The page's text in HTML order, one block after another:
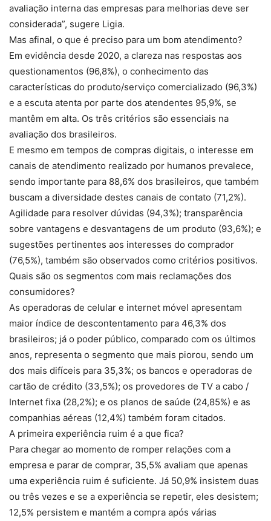
avaliação interna das empresas para melhorias deve ser
considerada”, sugere Ligia.
Mas afinal, o que é preciso para um bom atendimento?
Em evidência desde 2020, a clareza nas respostas aos
questionamentos (96,8%), o conhecimento das
características do produto/serviço comercializado (96,3%)
e a escuta atenta por parte dos atendentes 95,9%, se
mantêm em alta. Os três critérios são essenciais na
avaliação dos brasileiros.
E mesmo em tempos de compras digitais, o interesse em
canais de atendimento realizado por humanos prevalece,
sendo importante para 88,6% dos brasileiros, que também
buscam a diversidade destes canais de contato (71,2%).
Agilidade para resolver dúvidas (94,3%); transparência
sobre vantagens e desvantagens de um produto (93,6%); e
sugestões pertinentes aos interesses do comprador
(76,5%), também são observados como critérios positivos.
Quais são os segmentos com mais reclamações dos
consumidores?
As operadoras de celular e internet móvel apresentam
maior índice de descontentamento para 46,3% dos
brasileiros; já o poder público, comparado com os últimos
anos, representa o segmento que mais piorou, sendo um
dos mais difíceis para 35,3%; os bancos e operadoras de
cartão de crédito (33,5%); os provedores de TV a cabo /
Internet fixa (28,2%); e os planos de saúde (24,85%) e as
companhias aéreas (12,4%) também foram citados.
A primeira experiência ruim é a que fica?
Para chegar ao momento de romper relações com a
empresa e parar de comprar, 35,5% avaliam que apenas
uma experiência ruim é suficiente. Já 50,9% insistem duas
ou três vezes e se a experiência se repetir, eles desistem;
12,5% persistem e mantém a compra após várias